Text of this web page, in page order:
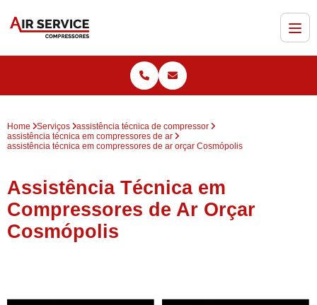
Home Serviços
assistência técnica de compressor
assistência técnica em compressores de ar
assistência técnica em compressores de ar orçar Cosmópolis
Assistência Técnica em
Compressores de Ar Orçar
Cosmópolis